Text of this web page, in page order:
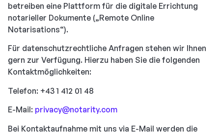
betreiben eine Plattform für die digitale Errichtung
notarieller Dokumente („Remote Online
Notarisations“).
Für datenschutzrechtliche Anfragen stehen wir Ihnen
gern zur Verfügung. Hierzu haben Sie die folgenden
Kontaktmöglichkeiten:
Telefon: +43 1 412 01 48
E-Mail: privacy@notarity.com
Bei Kontaktaufnahme mit uns via E-Mail werden die